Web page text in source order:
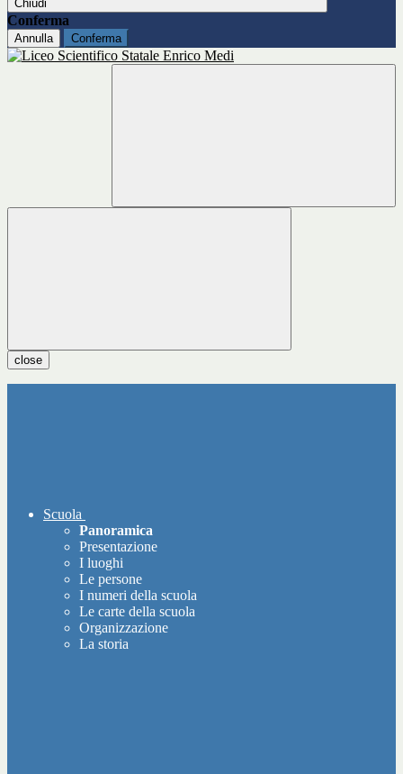
Chiudi
Conferma
Annulla Conferma
close
Scuola
Panoramica
Presentazione
I luoghi
Le persone
I numeri della scuola
Le carte della scuola
Organizzazione
La storia